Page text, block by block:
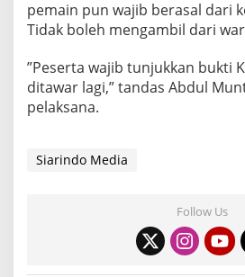
pemain pun wajib berasal dari
Tidak boleh mengambil dari
”Peserta wajib tunjukkan bukti
ditawar lagi,” tandas Abdul
pelaksana.
Siarindo Media
Follow Us